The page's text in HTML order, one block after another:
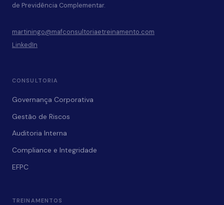
de Previdência Complementar.
martiningo@mafconsultoriaetreinamento.com
LinkedIn
CONSULTORIA
Governança Corporativa
Gestão de Riscos
Auditoria Interna
Compliance e Integridade
EFPC
TREINAMENTOS